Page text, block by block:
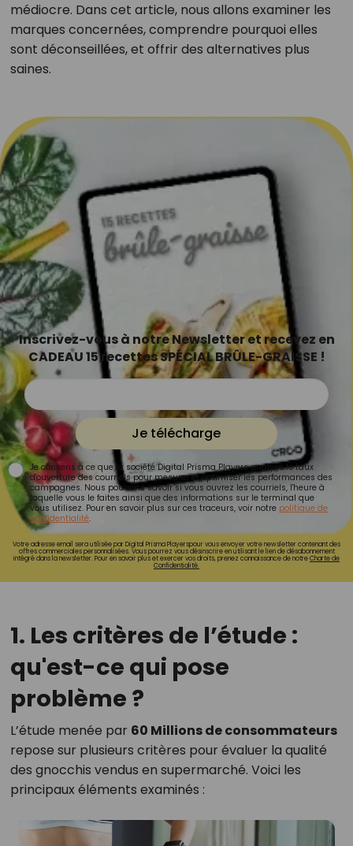
médiocre. Dans cet article, nous allons examiner les
marques concernées, comprendre pourquoi elles
sont déconseillées, et offrir des alternatives plus
saines.
Inscrivez-vous à notre Newsletter et recevez en
CADEAU 15 recettes SPÉCIAL BRÛLE-GRAISSE !
Je télécharge
Je consens à ce que la société Digital Prisma Players analyse le taux
d'ouverture des courriels pour mesurer et optimiser les performances des
campagnes. Nous pourrons savoir si vous ouvrez les courriels, l'heure à
laquelle vous le faites ainsi que des informations sur le terminal que
vous utilisez. Pour en savoir plus sur ces traceurs, voir notre politique de
confidentialité.
Votre adresse email sera utilisée par Digital Prisma Playerspour vous envoyer votre newsletter contenant des
offres commerciales personnalisées. Vous pourrez vous désinscrire en utilisant le lien de désabonnement
intégré dans la newsletter. Pour en savoir plus et exercer vos droits, prenez connaissance de notreCharte de
Confidentialité.
1. Les critères de l’étude :
qu'est-ce qui pose
problème ?
L’étude menée par 60 Millions de consommateurs
repose sur plusieurs critères pour évaluer la qualité
des gnocchis vendus en supermarché. Voici les
principaux éléments examinés :